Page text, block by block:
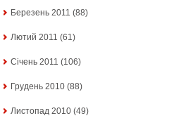
Березень 2011 (88)
Лютий 2011 (61)
Січень 2011 (106)
Грудень 2010 (88)
Листопад 2010 (49)